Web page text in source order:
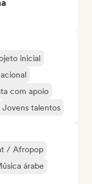
inicial
com apoio
Jovens talentos
/ Afropop
árabe